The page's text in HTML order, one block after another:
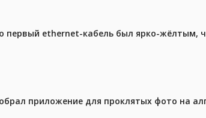
первый ethernet-кабель был ярко-жёлтым,
приложение для проклятых фото на